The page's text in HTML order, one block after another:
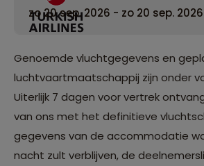
zo 20 sep. 2026 - zo 20 sep. 2026
Genoemde vluchtgegevens en
luchtvaartmaatschappij zijn onder
Uiterlijk 7 dagen voor vertrek
van ons met het definitieve
gegevens van de accommodatie
nacht zult verblijven, de